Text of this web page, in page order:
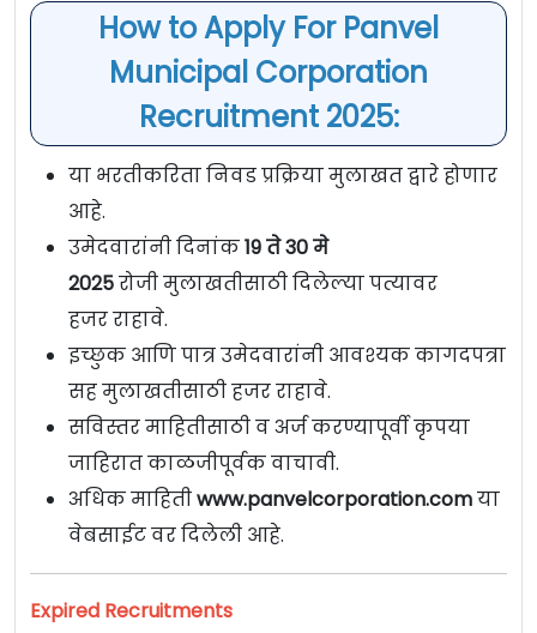
How to Apply For Panvel
Municipal Corporation
Recruitment 2025:
या भरतीकरिता निवड प्रक्रिया मुलाखत द्वारे होणार
आहे.
उमेदवारांनी दिनांक19 ते 30 मे
2025रोजी मुलाखतीसाठी दिलेल्या पत्यावर
हजर राहावे.
इच्छुक आणि पात्र उमेदवारांनी आवश्यक कागदपत्रा
सह मुलाखतीसाठी हजर राहावे.
सविस्तर माहितीसाठी व अर्ज करण्यापूर्वी कृपया
जाहिरात काळजीपूर्वक वाचावी.
अधिक माहितीwww.panvelcorporation.comया
वेबसाईट वर दिलेली आहे.
Expired Recruitments